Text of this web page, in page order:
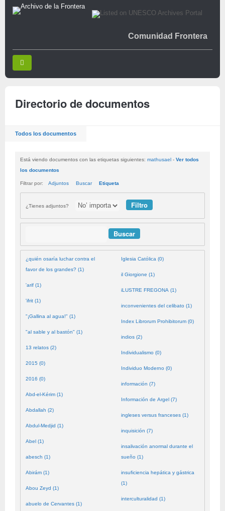
Comunidad Frontera
Directorio de documentos
Todos los documentos
Está viendo documentos con las etiquetas siguientes: mathusael - Ver todos
los documentos
Filtrar por: Adjuntos Buscar Etiqueta
¿Tienes adjuntos?
¿quién osaría luchar contra el
favor de los grandes? (1)
'arif (1)
'ifrit (1)
"¡Gallina al agua!" (1)
"al sable y al bastón" (1)
13 relatos (2)
2015 (0)
2016 (0)
Abd-el-Kérim (1)
Abdallah (2)
Abdul-Medjid (1)
Abel (1)
abesch (1)
Abirám (1)
Abou Zeyd (1)
abuelo de Cervantes (1)
Iglesia Católica (0)
il Giorgione (1)
iLUSTRE FREGONA (1)
inconvenientes del celibato (1)
Index Librorum Prohibitorum (0)
indios (2)
Individualismo (0)
Individuo Moderno (0)
información (7)
Información de Argel (7)
ingleses versus franceses (1)
inquisición (7)
insalivación anormal durante el
sueño (1)
insuficiencia hepática y gástrica
(1)
interculturalidad (1)